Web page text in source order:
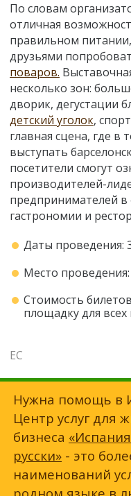
По словам
отличная
правильном
друзьями
поваров.
несколько зон:
дворик, дегустации
детский уголок,
главная сцена, где в
выступать
посетители смогут
производителей-
предпринимателей в
гастрономии и
Даты проведения:
Место
Стоимость
площадку для всех
ЕС
Нужна помощь в
Центр услуг для
бизнеса
русски» - это
наименований